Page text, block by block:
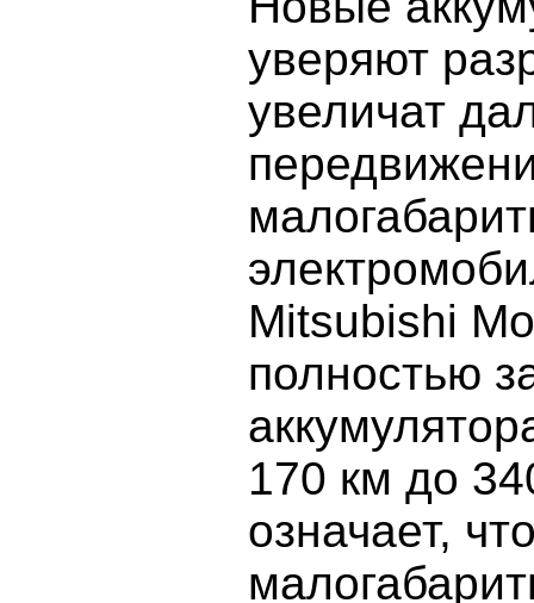
уверяют
увеличат
Mitsubishi
полностью
170 км до
означает,